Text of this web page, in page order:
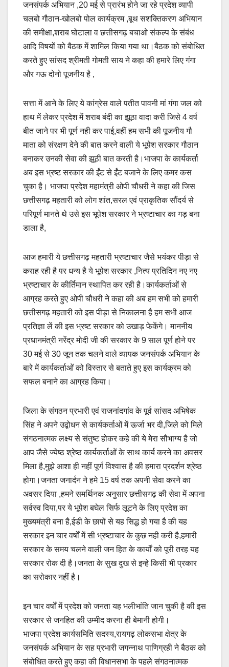
जनसंपर्क अभियान ,20 मई से प्रारंभ होने जा रहे प्रदेश व्यापी
चलबो गौठान-खोलबो पोल कार्यक्रम ,बूथ सशक्तिकरण अभियान
की समीक्षा,शराब घोटाला व छत्तीसगढ़ बचाओ संकल्प के संबंध
आदि विषयों को बैठक में शामिल किया गया था।बैठक को संबोधित
करते हुए सांसद श्रीमती गोमती साय ने कहा की हमारे लिए गंगा
और गऊ दोनो पूजनीय है ,
सत्ता में आने के लिए ये कांग्रेस वाले पतीत पावनी मां गंगा जल को
हाथ में लेकर प्रदेश में शराब बंदी का झूठा वादा करी जिसे 4 वर्ष
बीत जाने पर भी पूर्ण नही कर पाई,वहीं हम सभी की पूजनीय गौ
माता को संरक्षण देने की बात करने वाली ये भूपेश सरकार गौठान
बनाकर उनकी सेवा की झूठी बात करती है।भाजपा के कार्यकर्ता
अब इस भ्रष्ट सरकार की ईंट से ईंट बजाने के लिए कमर कस
चुका है। भाजपा प्रदेश महामंत्री ओपी चौधरी ने कहा की जिस
छत्तीसगढ़ महतारी को लोग शांत,सरल एवं प्राकृतिक सौंदर्य से
परिपूर्ण मानते थे उसे इस भूपेश सरकार ने भ्रष्टाचार का गड़ बना
डाला है,
आज हमारी ये छत्तीसगढ़ महतारी भ्रष्टाचार जैसे भयंकर पीड़ा से
कराह रही है पर धन्य है ये भूपेश सरकार ,नित्य प्रतिदिन नए नए
भ्रष्टाचार के कीर्तिमान स्थापित कर रही है।कार्यकर्ताओं से
आग्रह करते हुए ओपी चौधरी ने कहा की अब हम सभी को हमारी
छत्तीसगढ़ महतारी को इस पीड़ा से निकालना है हम सभी आज
प्रतिज्ञा लें की इस भ्रष्ट सरकार को उखाड़ फेकेंगे। माननीय
प्रधानमंत्री नरेंद्र मोदी जी की सरकार के 9 साल पूर्ण होने पर
30 मई से 30 जून तक चलने वाले व्यापक जनसंपर्क अभियान के
बारे में कार्यकर्ताओं को विस्तार से बताते हुए इस कार्यक्रम को
सफल बनाने का आग्रह किया।
जिला के संगठन प्रभारी एवं राजनांदगांव के पूर्व सांसद अभिषेक
सिंह ने अपने उद्बोधन से कार्यकर्ताओं में ऊर्जा भर दी,जिले को मिले
संगठनात्मक लक्ष्य से संतुष्ट होकर कहे की ये मेरा सौभाग्य है जो
आप जैसे ज्येष्ठ श्रेष्ठ कार्यकर्ताओं के साथ कार्य करने का अवसर
मिला है,मुझे आशा ही नहीं पूर्ण विश्वास है की हमारा प्रदर्शन श्रेष्ठ
होगा।जनता जनार्दन ने हमे 15 वर्ष तक अपनी सेवा करने का
अवसर दिया ,हमने समर्थिनक अनुसार छत्तीसगढ़ की सेवा में अपना
सर्वस्व दिया,पर ये भूपेश बघेल सिर्फ लूटने के लिए प्रदेश का
मुख्यमंत्री बना है,ईडी के छापों से यह सिद्ध हो गया है की यह
सरकार इन चार वर्षों में सी भ्रष्टाचार के कुछ नही करी है,हमारी
सरकार के समय चलने वाली जन हित के कार्यों को पूरी तरह यह
सरकार रोक दी है।जनता के सुख दुख से इन्हे किसी भी प्रकार
का सरोकार नहीं है।
इन चार वर्षों में प्रदेश को जनता यह भलीभांति जान चुकी है की इस
सरकार से जनहित की उम्मीद करना ही बेमानी होगी।
भाजपा प्रदेश कार्यसमिति सदस्य,रायगढ़ लोकसभा क्षेत्र के
जनसंपर्क अभियान के सह प्रभारी जगन्नाथ पाणिग्रही ने बैठक को
संबोधित करते हुए कहा की विधानसभा के पहले संगठनात्मक